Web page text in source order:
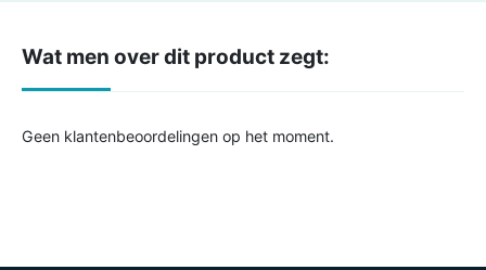
Wat men over dit product zegt:
Geen klantenbeoordelingen op het moment.